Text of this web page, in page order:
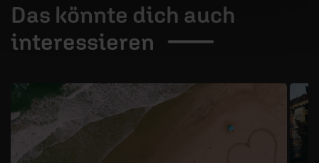
Das könnte dich auch
interessieren